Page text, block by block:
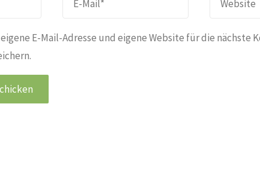
E-Mail-Adresse und eigene Website für die nächste